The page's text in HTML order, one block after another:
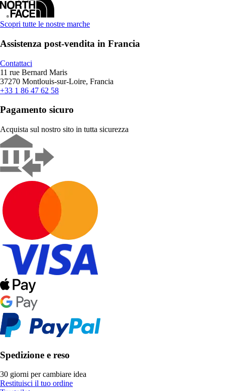
Scopri tutte le nostre marche
Assistenza post-vendita in Francia
Contattaci
11 rue Bernard Maris
37270 Montlouis-sur-Loire, Francia
+33 1 86 47 62 58
Pagamento sicuro
Acquista sul nostro sito in tutta sicurezza
Spedizione e reso
30 giorni per cambiare idea
Restituisci il tuo ordine